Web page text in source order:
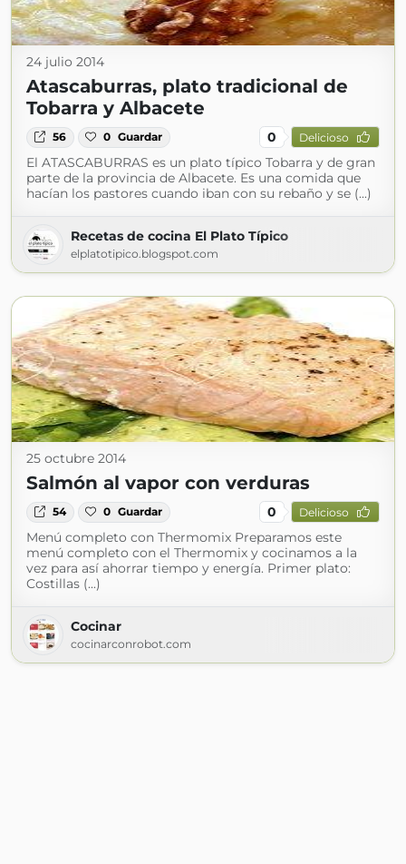
24 julio 2014
Atascaburras, plato tradicional de
Tobarra y Albacete
56 0 Guardar 0 Delicioso
El ATASCABURRAS es un plato típico Tobarra y de gran
parte de la provincia de Albacete. Es una comida que
hacían los pastores cuando iban con su rebaño y se (...)
Recetas de cocina El Plato Típico
elplatotipico.blogspot.com
25 octubre 2014
Salmón al vapor con verduras
54 0 Guardar 0 Delicioso
Menú completo con Thermomix Preparamos este
menú completo con el Thermomix y cocinamos a la
vez para así ahorrar tiempo y energía. Primer plato:
Costillas (...)
Cocinar
cocinarconrobot.com